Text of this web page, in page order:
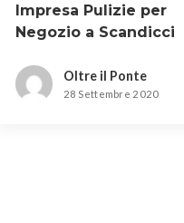
Impresa Pulizie per
Negozio a Scandicci
Oltre il Ponte
28 Settembre 2020